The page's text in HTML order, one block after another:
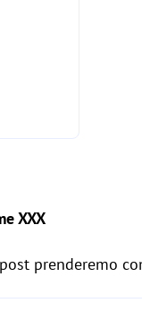
XXX
prenderemo